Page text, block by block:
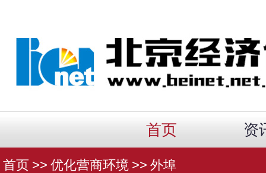
首页 资
首页 >> 优化营商环境 >> 外埠